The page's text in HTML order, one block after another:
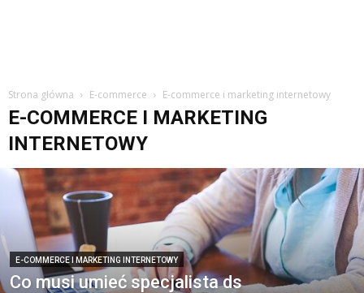
Strona główna E-commerce E-commerce i marketing internetowy
E-COMMERCE I MARKETING
INTERNETOWY
E-COMMERCE I MARKETING INTERNETOWY
Co musi umieć specjalista ds